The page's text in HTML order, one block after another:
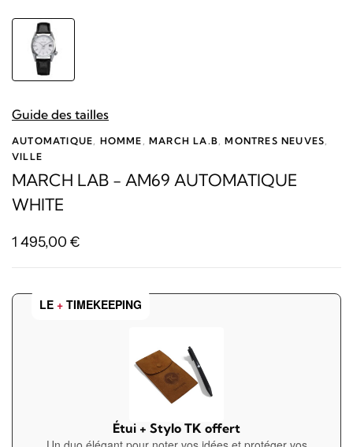
Guide des tailles
AUTOMATIQUE HOMME ,MARCH LA.B ,MONTRES NEUVES
VILLE
MARCH LAB - AM69 AUTOMATIQUE
WHITE
1 495,00 €
LE + TIMEKEEPING
Étui + Stylo TK offert